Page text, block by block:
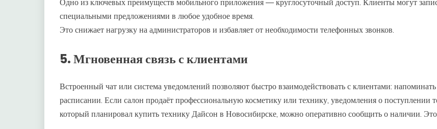
Одно из ключевых преимуществ мобильного приложения — круглосуточный доступ. Клиенты могут
специальными предложениями в любое удобное время.
Это снижает нагрузку на администраторов и избавляет от необходимости телефонных звонков.
5. Мгновенная связь с клиентами
Встроенный чат или система уведомлений позволяют быстро взаимодействовать с клиентами:
расписании. Если салон продаёт профессиональную косметику или технику, уведомления о поступлении
который планировал купить технику Дайсон в Новосибирске, можно оперативно сообщить о наличии.